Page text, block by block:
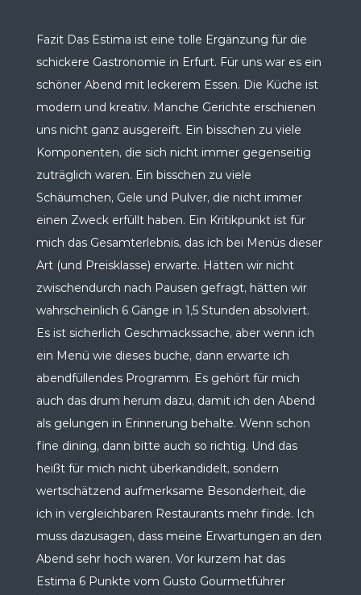
Fazit Das Estima ist eine tolle Ergänzung für die
schickere Gastronomie in Erfurt. Für uns war es ein
schöner Abend mit leckerem Essen. Die Küche ist
modern und kreativ. Manche Gerichte erschienen
uns nicht ganz ausgereift. Ein bisschen zu viele
Komponenten, die sich nicht immer gegenseitig
zuträglich waren. Ein bisschen zu viele
Schäumchen, Gele und Pulver, die nicht immer
einen Zweck erfüllt haben. Ein Kritikpunkt ist für
mich das Gesamterlebnis, das ich bei Menüs dieser
Art (und Preisklasse) erwarte. Hätten wir nicht
zwischendurch nach Pausen gefragt, hätten wir
wahrscheinlich 6 Gänge in 1,5 Stunden absolviert.
Es ist sicherlich Geschmackssache, aber wenn ich
ein Menü wie dieses buche, dann erwarte ich
abendfüllendes Programm. Es gehört für mich
auch das drum herum dazu, damit ich den Abend
als gelungen in Erinnerung behalte. Wenn schon
fine dining, dann bitte auch so richtig. Und das
heißt für mich nicht überkandidelt, sondern
wertschätzend aufmerksame Besonderheit, die
ich in vergleichbaren Restaurants mehr finde. Ich
muss dazusagen, dass meine Erwartungen an den
Abend sehr hoch waren. Vor kurzem hat das
Estima 6 Punkte vom Gusto Gourmetführer